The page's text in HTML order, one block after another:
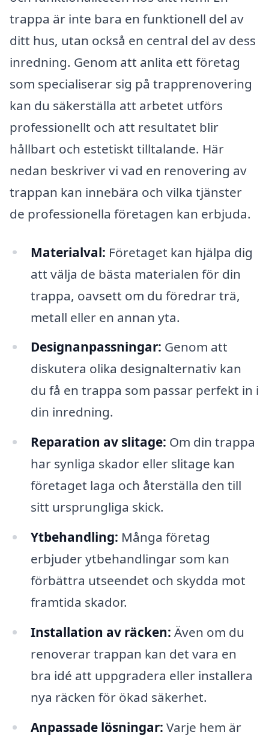
trappa är inte bara en funktionell del av
ditt hus, utan också en central del av dess
inredning. Genom att anlita ett företag
som specialiserar sig på trapprenovering
kan du säkerställa att arbetet utförs
professionellt och att resultatet blir
hållbart och estetiskt tilltalande. Här
nedan beskriver vi vad en renovering av
trappan kan innebära och vilka tjänster
de professionella företagen kan erbjuda.
Materialval: Företaget kan hjälpa dig
att välja de bästa materialen för din
trappa, oavsett om du föredrar trä,
metall eller en annan yta.
Designanpassningar: Genom att
diskutera olika designalternativ kan
du få en trappa som passar perfekt in i
din inredning.
Reparation av slitage: Om din trappa
har synliga skador eller slitage kan
företaget laga och återställa den till
sitt ursprungliga skick.
Ytbehandling: Många företag
erbjuder ytbehandlingar som kan
förbättra utseendet och skydda mot
framtida skador.
Installation av räcken: Även om du
renoverar trappan kan det vara en
bra idé att uppgradera eller installera
nya räcken för ökad säkerhet.
Anpassade lösningar: Varje hem är